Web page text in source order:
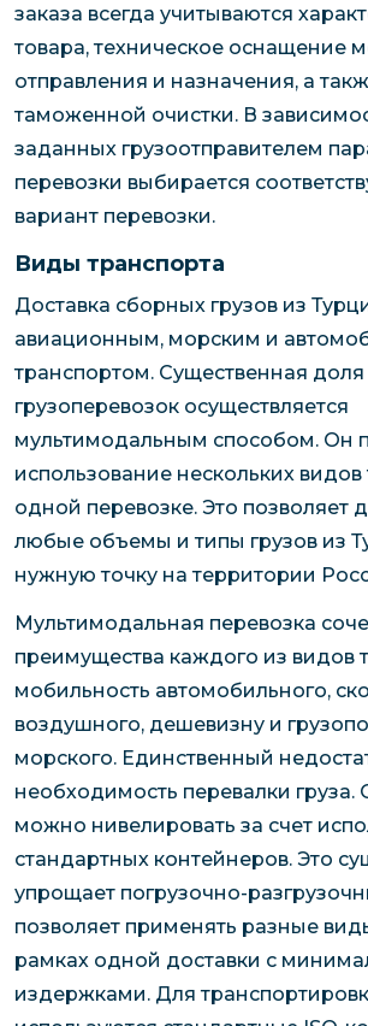
заказа всегда учитываются
товара, техническое оснащение
отправления и назначения, а
таможенной очистки. В
заданных грузоотправителем
перевозки выбирается
вариант перевозки.
Виды транспорта
Доставка сборных грузов из
авиационным, морским и
транспортом. Существенная доля
грузоперевозок осуществляется
мультимодальным способом. Он
использование нескольких видов
одной перевозке. Это позволяет
любые объемы и типы грузов из
нужную точку на территории
Мультимодальная перевозка
преимущества каждого из видов
мобильность автомобильного,
воздушного, дешевизну и
морского. Единственный
необходимость перевалки груза.
можно нивелировать за счет
стандартных контейнеров. Это
упрощает погрузочно-
позволяет применять разные
рамках одной доставки с
издержками. Для